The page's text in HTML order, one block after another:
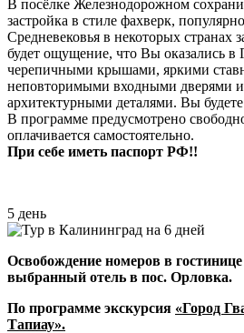
В посёлке Железнодорожном
застройка в стиле фахверк,
Средневековья в некоторых
будет ощущение, что Вы оказались в
черепичными крышами, яркими
неповторимыми входными дверями
архитектурными деталями. Вы
В программе предусмотрено
оплачивается самостоятельно.
При себе иметь паспорт РФ!!
5 день
Освобождение номеров в гостинице
выбранный отель в пос. Орловка.
По программе экскурсия «Город
Тапиау».